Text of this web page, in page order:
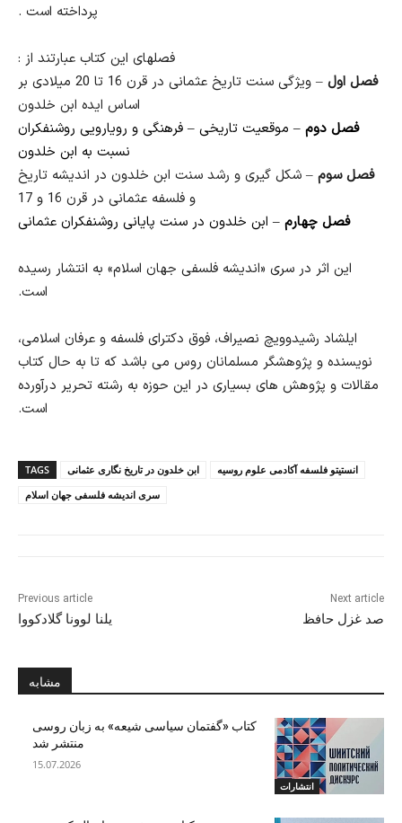
پرداخته است .
فصلهای این کتاب عبارتند از :
فصل اول
– ویژگی سنت تاریخ عثمانی در قرن 16 تا 20 میلادی بر
اساس ایده ابن خلدون
فصل دوم – موقعیت تاریخی – فرهنگی و رویارویی روشنفکران
نسبت به ابن خلدون
فصل سوم – شکل گیری و رشد سنت ابن خلدون در اندیشه تاریخ
و فلسفه عثمانی در قرن 16 و 17
فصل چهارم – ابن خلدون در سنت پایانی روشنفکران عثمانی
این اثر در سری «اندیشه فلسفی جهان اسلام» به انتشار رسیده
است.
ایلشاد رشیدوویچ نصیراف، فوق دکترای فلسفه و عرفان اسلامی،
نویسنده و پژوهشگر مسلمانان روس می باشد که تا به حال کتاب
مقالات و پژوهش های بسیاری در این حوزه به رشته تحریر درآورده
است.
TAGS ابن خلدون در تاریخ نگاری عثمانی
انستیتو فلسفه آکادمی علوم روسیه
سری اندیشه فلسفی جهان اسلام
Previous article
یلنا لوونا گلادکووا
Next article
صد غزل حافظ
مشابه
انتشارات
کتاب «گفتمان سیاسی شیعه» به زبان روسی
منتشر شد
15.07.2026